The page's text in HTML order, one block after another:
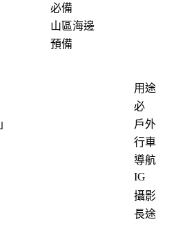
必備
山區海邊
預備
用途
必
」
戶外
行車
導航
IG
攝影
長途